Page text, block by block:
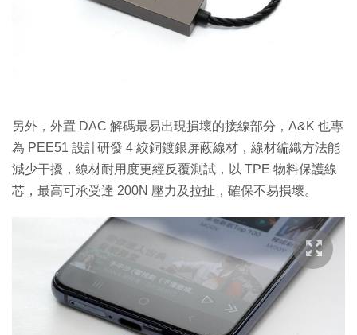
另外，外置 DAC 解碼最易出現損壞的接線部分，A&K 也專
為 PEE51 設計研發 4 絞銅鍍銀屏蔽線材，線材編織方法能
減少干擾，線材耐用度更經反覆測試，以 TPE 物料保護線
芯，最高可承受達 200N 壓力及拉扯，確保不易損壞。